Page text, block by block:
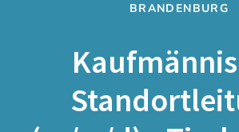
BRANDENBURG